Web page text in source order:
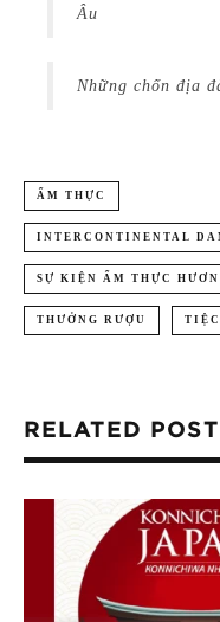
Âu
Những chốn địa
ẨM THỰC
INTERCONTINENTAL
SỰ KIỆN ẨM THỰC
THƯỞNG RƯỢU
RELATED